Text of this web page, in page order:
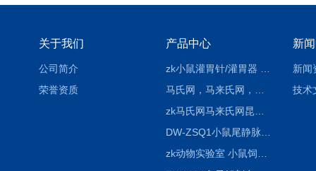
关于我们
公司简介
荣誉资质
产品中心 新
新闻
技术